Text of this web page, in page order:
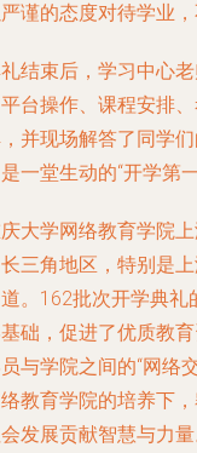
谨的态度对待学业，
结束后，学习中心
台操作、课程安排
并现场解答了同学
一堂生动的“开学第
大学网络教育学院
三角地区，特别是
。162批次开学典礼
础，促进了优质教
与学院之间的“网络
教育学院的培养下
发展贡献智慧与力量